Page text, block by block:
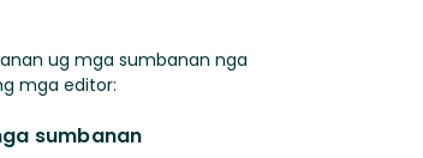
ug mga sumbanan nga
mga editor:
sumbanan